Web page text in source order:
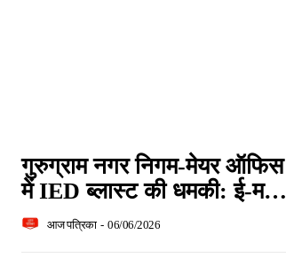
गुरुग्राम नगर निगम-मेयर ऑफिस
में IED ब्लास्ट की धमकी: ई-म…
आज पत्रिका - 06/06/2026